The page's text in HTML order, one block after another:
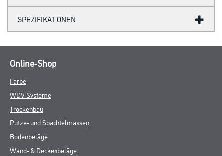
SPEZIFIKATIONEN
Online-Shop
Farbe
WDV-Systeme
Trockenbau
Putze- und Spachtelmassen
Bodenbeläge
Wand- & Deckenbeläge